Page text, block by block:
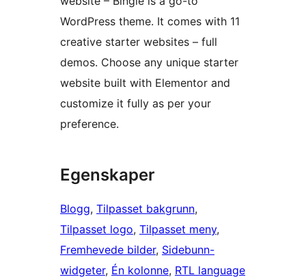
WordPress theme. It comes with 11
creative starter websites – full
demos. Choose any unique starter
website built with Elementor and
customize it fully as per your
preference.
Egenskaper
Blogg, Tilpasset bakgrunn
Tilpasset logo, Tilpasset meny
Fremhevede bilder, Sidebunn-
widgeter, Én kolonne, RTL language